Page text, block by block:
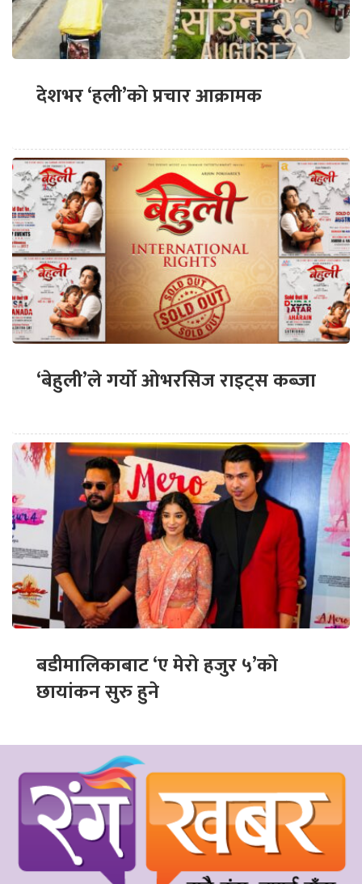
देशभर ‘हली’को प्रचार आक्रामक
‘बेहुली’ले गर्यो ओभरसिज राइट्स कब्जा
बडीमालिकाबाट ‘ए मेरो हजुर ५’को
छायांकन सुरु हुने